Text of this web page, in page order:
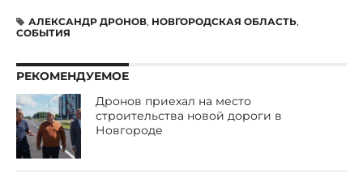
АЛЕКСАНДР ДРОНОВ, НОВГОРОДСКАЯ ОБЛАСТЬ,
СОБЫТИЯ
РЕКОМЕНДУЕМОЕ
Дронов приехал на место
строительства новой дороги в
Новгороде